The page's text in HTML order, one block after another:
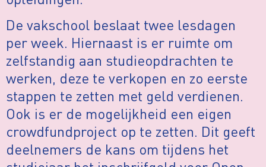
De vakschool beslaat twee lesdagen
per week. Hiernaast is er ruimte om
zelfstandig aan studieopdrachten te
werken, deze te verkopen en zo eerste
stappen te zetten met geld verdienen.
Ook is er de mogelijkheid een eigen
crowdfundproject op te zetten. Dit geeft
deelnemers de kans om tijdens het